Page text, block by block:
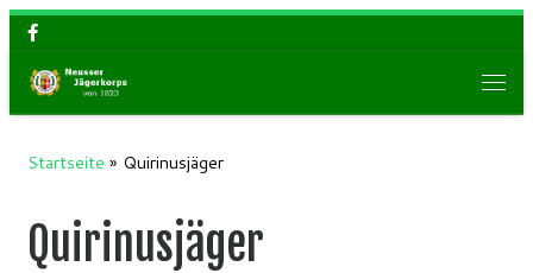
Zum Inhalt springen
Startseite » Quirinusjäger
Quirinusjäger